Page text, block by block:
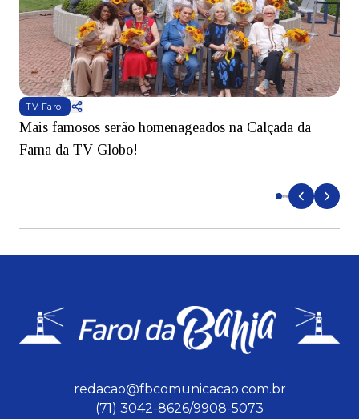
TV Farol
Mais famosos serão homenageados na Calçada da
Fama da TV Globo!
redacao@fbcomunicacao.com.br
(71) 3042-8626/9908-5073